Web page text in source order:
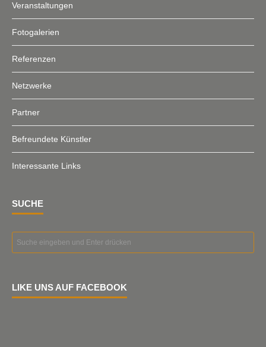
Veranstaltungen
Fotogalerien
Referenzen
Netzwerke
Partner
Befreundete Künstler
Interessante Links
SUCHE
LIKE UNS AUF FACEBOOK